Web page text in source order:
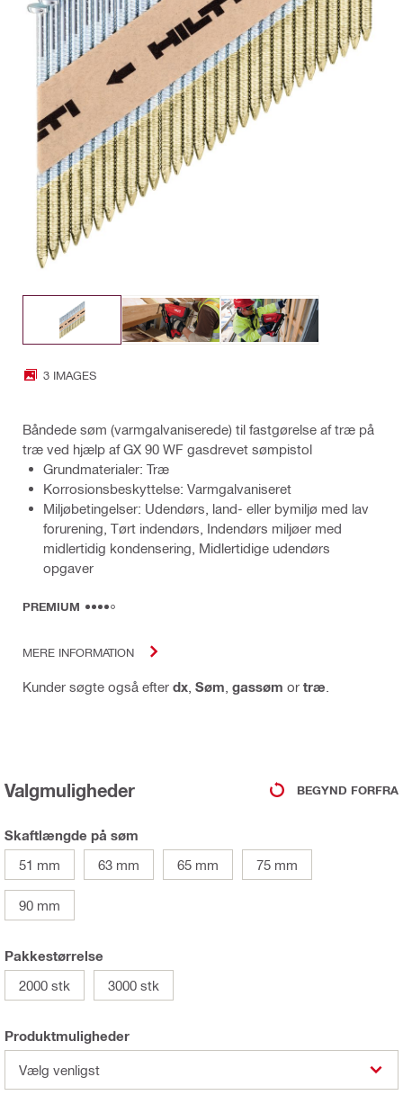
3 IMAGES
Båndede søm (varmgalvaniserede) til fastgørelse af træ på
træ ved hjælp af GX 90 WF gasdrevet sømpistol
Grundmaterialer: Træ
Korrosionsbeskyttelse: Varmgalvaniseret
Miljøbetingelser: Udendørs, land- eller bymiljø med lav
forurening, Tørt indendørs, Indendørs miljøer med
midlertidig kondensering, Midlertidige udendørs
opgaver
PREMIUM
MERE INFORMATION
Kunder søgte også efter dx Søm gassøm or træ
Valgmuligheder BEGYND FORFRA
Skaftlængde på søm
51 mm
63 mm 65 mm 75 mm
90 mm
Pakkestørrelse
2000 stk
3000 stk
Produktmuligheder
Vælg venligst